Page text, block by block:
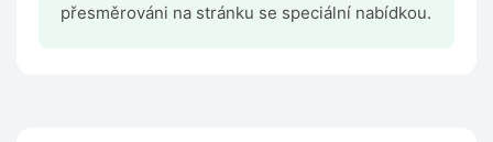
přesměrováni na stránku se speciální nabídkou.